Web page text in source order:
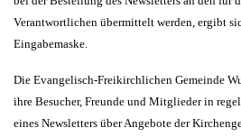
Verantwortlichen übermittelt werden, ergibt
Eingabemaske.
Die Evangelisch-Freikirchlichen Gemeinde
ihre Besucher, Freunde und Mitglieder in
eines Newsletters über Angebote der